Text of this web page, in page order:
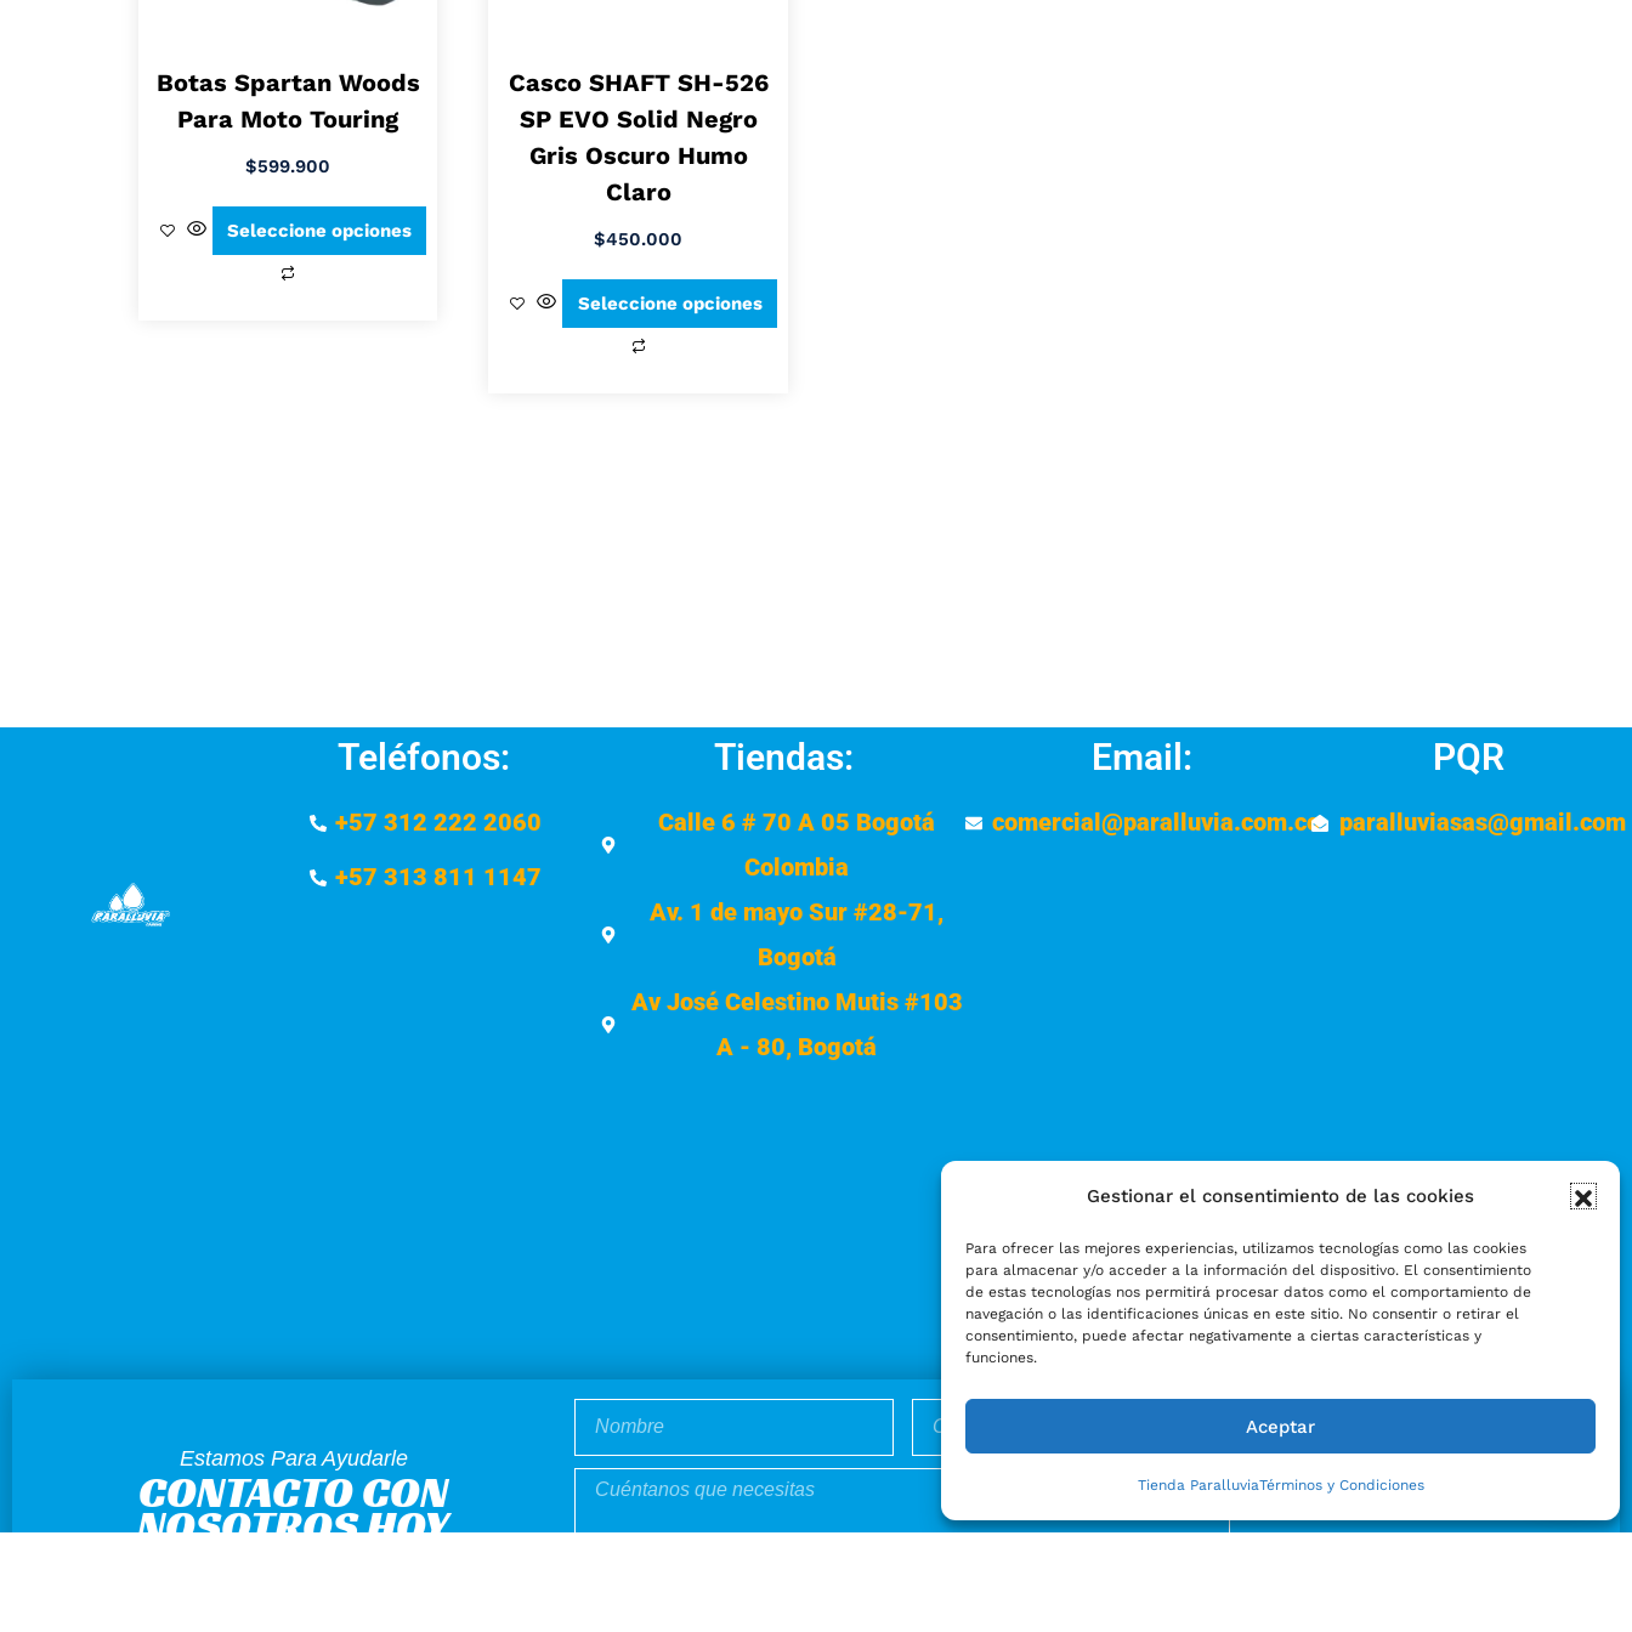
Gestionar el consentimiento de las cookies
Para ofrecer las mejores experiencias, utilizamos tecnologías como las cookies
para almacenar y/o acceder a la información del dispositivo. El consentimiento
de estas tecnologías nos permitirá procesar datos como el comportamiento de
navegación o las identificaciones únicas en este sitio. No consentir o retirar el
consentimiento, puede afectar negativamente a ciertas características y
funciones.
Aceptar
Tienda ParalluviaTérminos y Condiciones
Botas Spartan Woods
Para Moto Touring
$599.900
Seleccione opciones
Casco SHAFT SH-526
SP EVO Solid Negro
Gris Oscuro Humo
Claro
$450.000
Seleccione opciones
Teléfonos:
+57 312 222 2060
+57 313 811 1147
Tiendas:
Calle 6 # 70 A 05 Bogotá
Colombia
Av. 1 de mayo Sur #28-71,
Bogotá
Av José Celestino Mutis #103
A - 80, Bogotá
Email:
comercial@paralluvia.com.co
PQR
paralluviasas@gmail.com
Estamos Para Ayudarle
CONTACTO CON
NOSOTROS HOY